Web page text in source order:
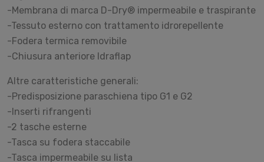
-Membrana di marca D-Dry® impermeabile e traspirante
-Tessuto esterno con trattamento idrorepellente
-Fodera termica removibile
-Chiusura anteriore Idraflap
Altre caratteristiche generali:
-Predisposizione paraschiena tipo G1 e G2
-Inserti rifrangenti
-2 tasche esterne
-Tasca su fodera staccabile
-Tasca impermeabile su lista